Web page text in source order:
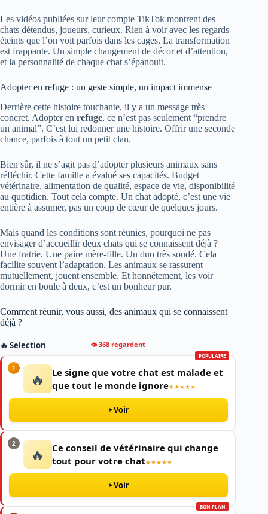
Les vidéos publiées sur leur compte TikTok montrent des
chats détendus, joueurs, curieux. Rien à voir avec les regards
éteints que l’on voit parfois dans les cages. La transformation
est frappante. Un simple changement de décor et d’attention,
et la personnalité de chaque chat s’épanouit.
Adopter en refuge : un geste simple, un impact immense
Derrière cette histoire touchante, il y a un message très
concret. Adopter en refuge, ce n’est pas seulement “prendre
un animal”. C’est lui redonner une histoire. Offrir une seconde
chance, parfois à tout un petit clan.
Bien sûr, il ne s’agit pas d’adopter plusieurs animaux sans
réfléchir. Cette famille a évalué ses capacités. Budget
vétérinaire, alimentation de qualité, espace de vie, disponibilité
au quotidien. Tout cela compte. Un chat adopté, c’est une vie
entière à assumer, pas un coup de cœur de quelques jours.
Mais quand les conditions sont réunies, pourquoi ne pas
envisager d’accueillir deux chats qui se connaissent déjà ?
Une fratrie. Une paire mère-fille. Un duo très soudé. Cela
facilite souvent l’adaptation. Les animaux se rassurent
mutuellement, jouent ensemble. Et honnêtement, les voir
dormir en boule à deux, c’est un bonheur pur.
Comment réunir, vous aussi, des animaux qui se connaissent
déjà ?
🔥 Selection 👁 368 regardent
POPULAIRE
1
🔥
Le signe que votre chat est malade et
que tout le monde ignore★★★★★
Voir
2
🔥
Ce conseil de vétérinaire qui change
tout pour votre chat★★★★★
Voir
BON PLAN